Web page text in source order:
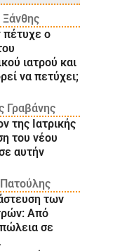
πέτυχε ο
ιατρού και
να πετύχει;
Γραβάνης
της Ιατρικής
του νέου
αυτήν
των
Aπό
σε